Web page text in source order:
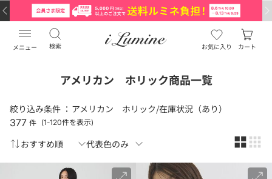
メニュー 検索 お気に入り カート
アメリカン ホリック商品一覧
絞り込み条件 ： アメリカン ホリック/在庫状況（あり）
377 件 (1-120件を表示)